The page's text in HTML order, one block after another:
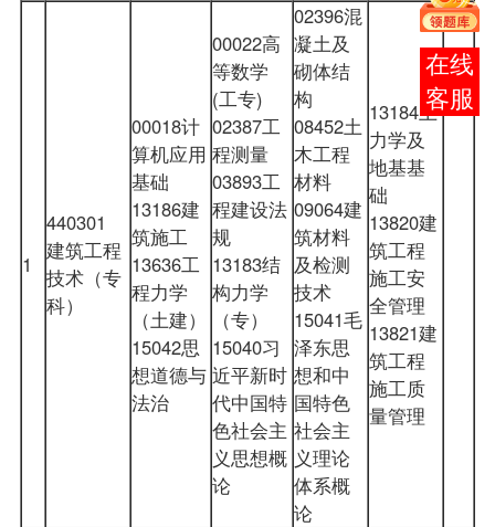
1
440301
建筑工程
技术（专
科）
00018计
算机应用
基础
13186建
筑施工
13636工
程力学
（土建）
15042思
想道德与
法治
00022高
等数学
(工专)
02387工
程测量
03893工
程建设法
规
13183结
构力学
（专）
15040习
近平新时
代中国特
色社会主
义思想概
论
02396混
凝土及
砌体结
构
08452土
木工程
材料
09064建
筑材料
及检测
技术
15041毛
泽东思
想和中
国特色
社会主
义理论
体系概
论
13184土
力学及
地基基
础
13820建
筑工程
施工安
全管理
13821建
筑工程
施工质
量管理
在线
客服